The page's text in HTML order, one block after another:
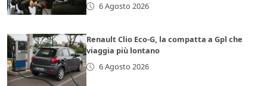
6 Agosto 2026
Renault Clio Eco-G, la compatta a Gpl che
viaggia più lontano
6 Agosto 2026